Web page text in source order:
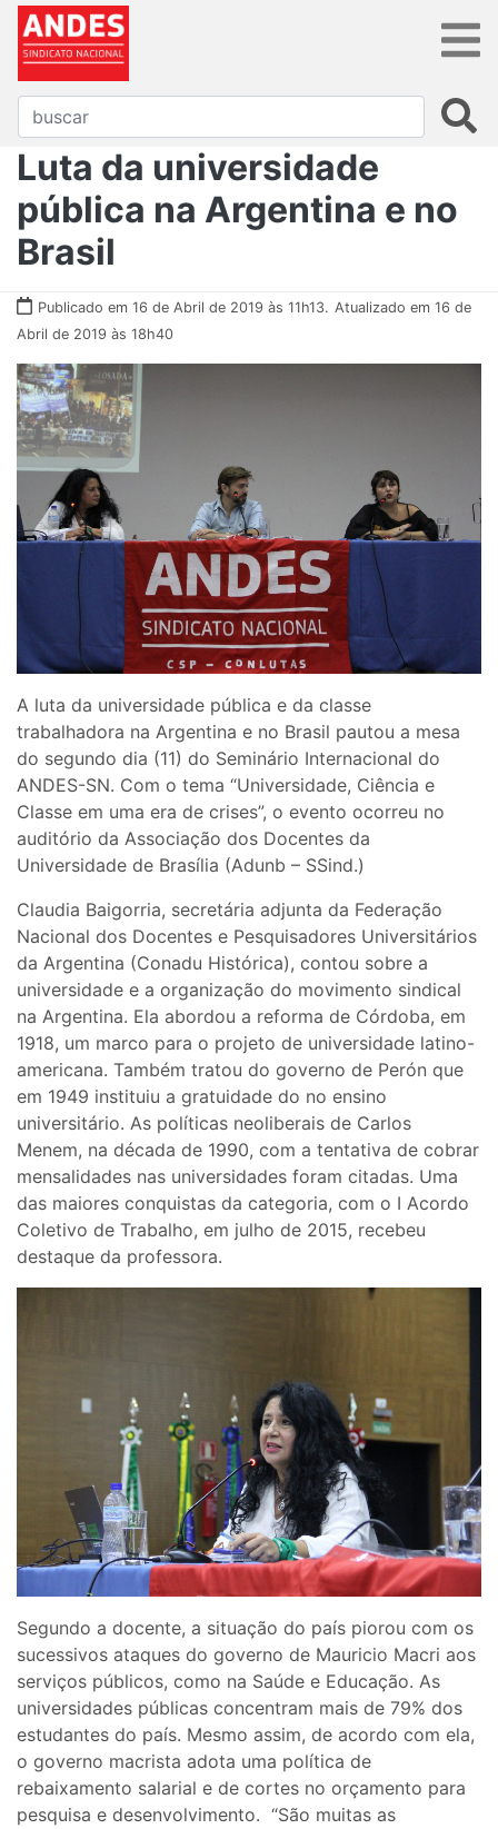
Luta da universidade
pública na Argentina e no
Brasil
Publicado em 16 de Abril de 2019 às 11h13. Atualizado em 16 de
Abril de 2019 às 18h40
A luta da universidade pública e da classe
trabalhadora na Argentina e no Brasil pautou a mesa
do segundo dia (11) do Seminário Internacional do
ANDES-SN. Com o tema “Universidade, Ciência e
Classe em uma era de crises”, o evento ocorreu no
auditório da Associação dos Docentes da
Universidade de Brasília (Adunb – SSind.)
Claudia Baigorria, secretária adjunta da Federação
Nacional dos Docentes e Pesquisadores Universitários
da Argentina (Conadu Histórica), contou sobre a
universidade e a organização do movimento sindical
na Argentina. Ela abordou a reforma de Córdoba, em
1918, um marco para o projeto de universidade latino-
americana. Também tratou do governo de Perón que
em 1949 instituiu a gratuidade do no ensino
universitário. As políticas neoliberais de Carlos
Menem, na década de 1990, com a tentativa de cobrar
mensalidades nas universidades foram citadas. Uma
das maiores conquistas da categoria, com o I Acordo
Coletivo de Trabalho, em julho de 2015, recebeu
destaque da professora.
Segundo a docente, a situação do país piorou com os
sucessivos ataques do governo de Mauricio Macri aos
serviços públicos, como na Saúde e Educação. As
universidades públicas concentram mais de 79% dos
estudantes do país. Mesmo assim, de acordo com ela,
o governo macrista adota uma política de
rebaixamento salarial e de cortes no orçamento para
pesquisa e desenvolvimento. “São muitas as